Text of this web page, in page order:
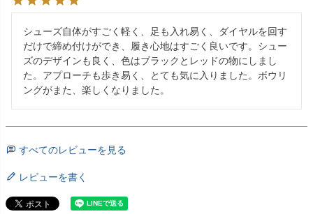
シューズ自体がすごく軽く、足も入れ易く、ダイヤルを回す
だけで締め付けができ、履き心地はすごく良いです。シュー
ズのデザインも良く、色はブラックとレッドの物にしまし
た。アプローチも歩き易く、とても気に入りました。ボウリ
ングがまた、楽しくなりました。
すべてのレビューを見る
レビューを書く